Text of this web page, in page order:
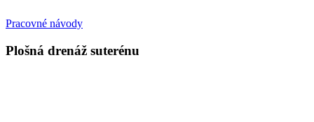
Pracovné návody
Plošná drenáž suterénu